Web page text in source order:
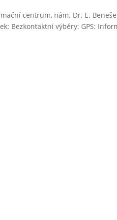
centrum, nám. Dr. E. Beneše
Bezkontaktní výběry: GPS: